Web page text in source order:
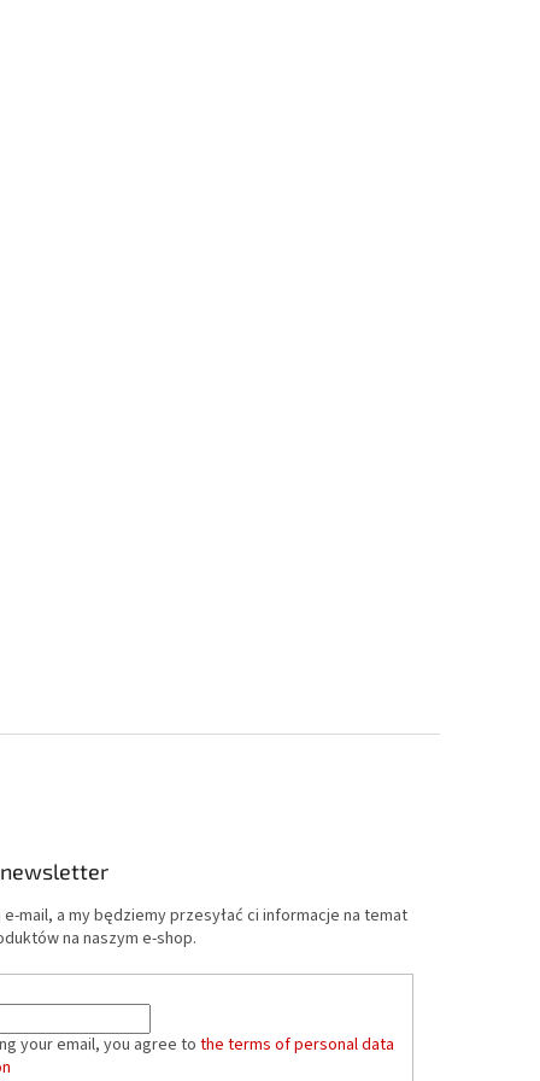
mail, a my będziemy przesyłać ci informacje na temat
na naszym e-shop.
your email, you agree tothe terms of personal data